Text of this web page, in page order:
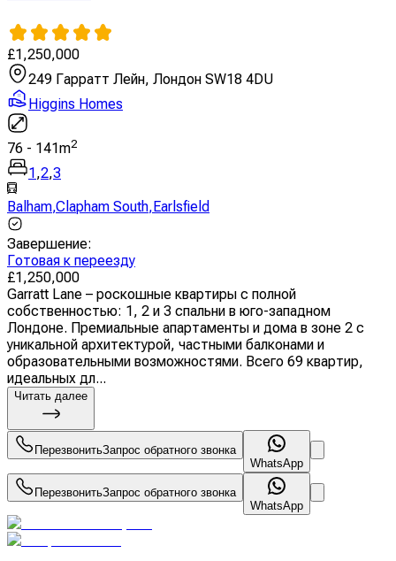
£1,250,000
249 Гарратт Лейн, Лондон SW18 4DU
Higgins Homes
76 - 141m2
1 ,2,3
Balham,Clapham South, Earlsfield
Завершение:
Готовая к переезду
£1,250,000
Garratt Lane – роскошные квартиры с полной
собственностью: 1, 2 и 3 спальни в юго-западном
Лондоне. Премиальные апартаменты и дома в зоне 2 с
уникальной архитектурой, частными балконами и
образовательными возможностями. Всего 69 квартир,
идеальных дл...
Читать далее
ПерезвонитьЗапрос обратного звонка
WhatsApp
ПерезвонитьЗапрос обратного звонка
WhatsApp